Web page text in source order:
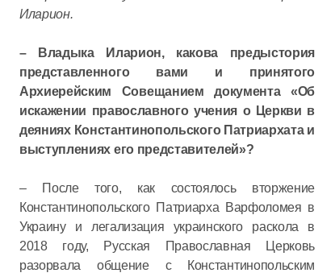
Иларион.
– Владыка Иларион, какова предыстория
представленного вами и принятого
Архиерейским Совещанием документа «Об
искажении православного учения о Церкви в
деяниях Константинопольского Патриархата и
выступлениях его представителей»?
– После того, как состоялось вторжение
Константинопольского Патриарха Варфоломея в
Украину и легализация украинского раскола в
2018 году, Русская Православная Церковь
разорвала общение с Константинопольским